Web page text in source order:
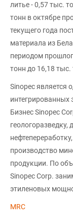
литье - 0,57 тыс.
тонн в октябре
текущего года
материала из
периодом
тонн до 16,18 тыс.
Sinopec является
интегрированных
Бизнес Sinopec
геологоразведку,
производство
продукции. По
Sinopec Corp.
этиленовых
MRC